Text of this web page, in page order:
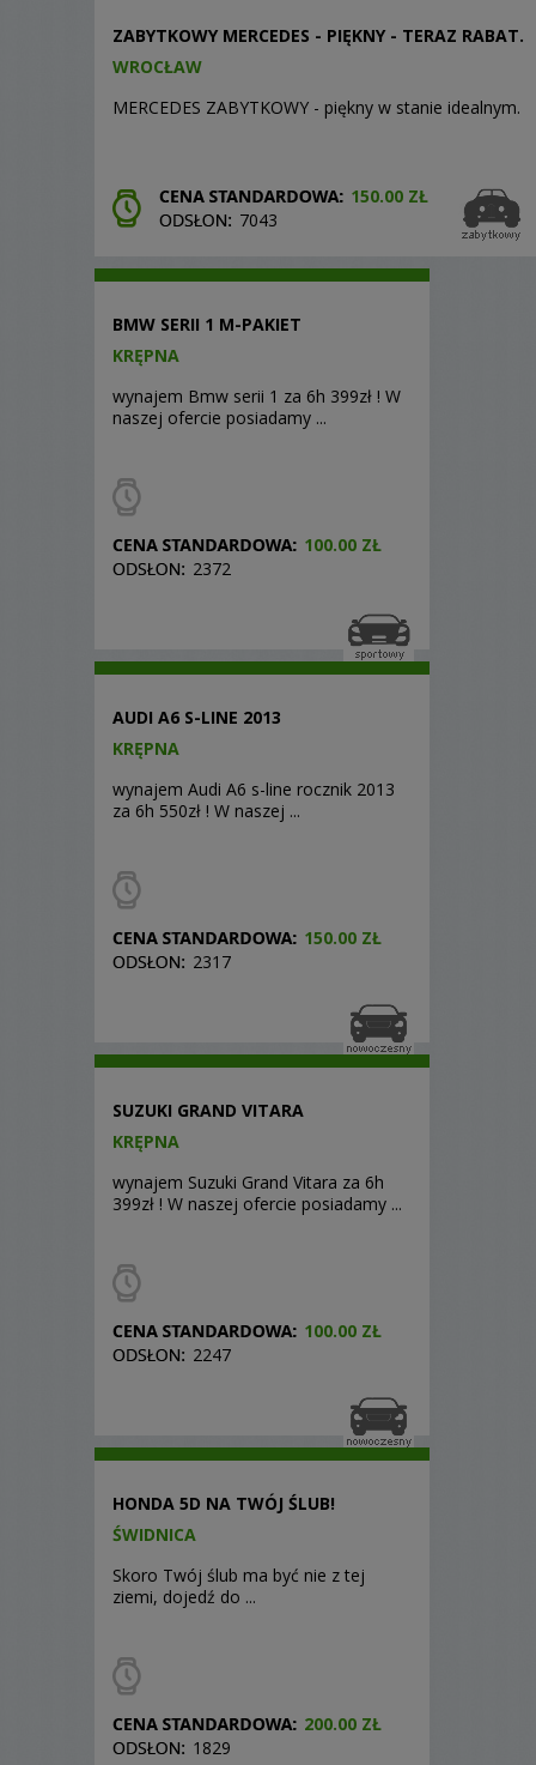
ZABYTKOWY MERCEDES - PIĘKNY - TERAZ RABAT.
WROCŁAW
MERCEDES ZABYTKOWY - piękny w stanie idealnym.
150.00 ZŁ
7043
BMW SERII 1 M-PAKIET
KRĘPNA
wynajem Bmw serii 1 za 6h 399zł ! W
naszej ofercie posiadamy ...
100.00 ZŁ
2372
AUDI A6 S-LINE 2013
KRĘPNA
wynajem Audi A6 s-line rocznik 2013
za 6h 550zł ! W naszej ...
150.00 ZŁ
2317
SUZUKI GRAND VITARA
KRĘPNA
wynajem Suzuki Grand Vitara za 6h
399zł ! W naszej ofercie posiadamy ...
100.00 ZŁ
2247
HONDA 5D NA TWÓJ ŚLUB!
ŚWIDNICA
Skoro Twój ślub ma być nie z tej
ziemi, dojedź do ...
200.00 ZŁ
1829